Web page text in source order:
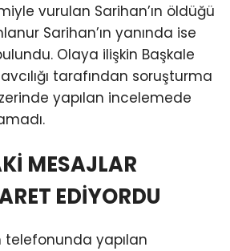
vurulan Sarihan’ın öldüğü
Sarihan’ın yanında ise
Olaya ilişkin Başkale
tarafından soruşturma
yapılan incelemede
MESAJLAR
EDİYORDU
telefonunda yapılan